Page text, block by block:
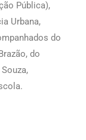
Pública),
Urbana,
do
do